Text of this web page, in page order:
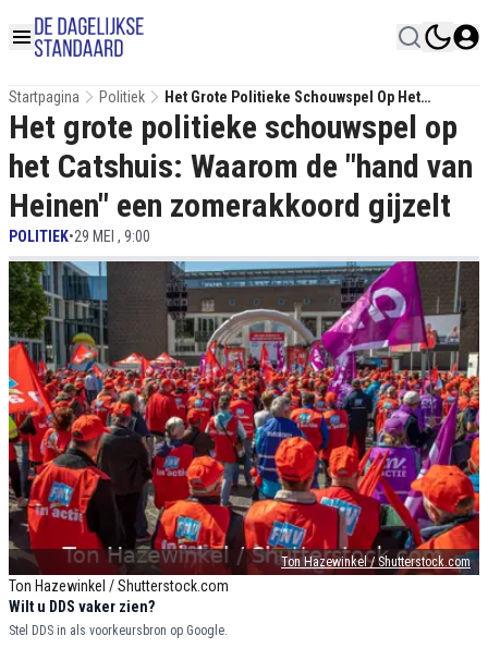
Startpagina Politiek
Het Grote Politieke Schouwspel Op Het
Catshuis: Waarom De "hand Van Heinen" Een
Zomerakkoord Gijzelt
Ton Hazewinkel / Shutterstock.com
Ton Hazewinkel / Shutterstock.com
Het grote politieke schouwspel op
het Catshuis: Waarom de "hand van
Heinen" een zomerakkoord gijzelt
POLITIEK•29 MEI , 9:00
Wilt u DDS vaker zien?
Stel DDS in als voorkeursbron op Google.